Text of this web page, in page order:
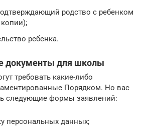
родство с ребенком
копии);
ребенка.
документы для школы
требовать какие-либо
Порядком. Но вас
следующие формы заявлений:
персональных данных;